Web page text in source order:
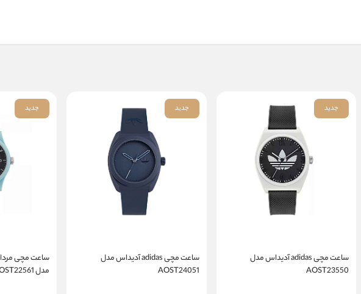
جدید
ساعت مچی adidas آدیداس مدل
AOST23550
جدید
ساعت مچی adidas آدیداس مدل
AOST24051
جدید
مدل AOST22561